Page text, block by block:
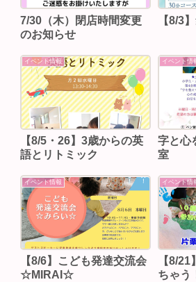
7/30（木）閉店時間変更
のお知らせ
【8/3
イベント情報
【8/5・26】3歳からの英
語とリトミック
イベント情
字と心
室
イベント情報
【8/6】こども発達交流会
☆MIRAI☆
イベント情
【8/
ちゃう